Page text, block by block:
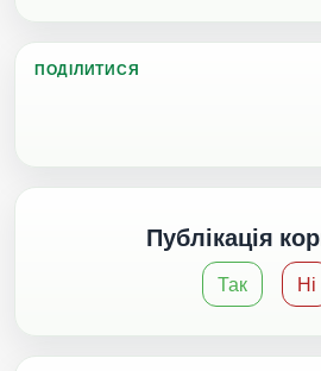
ПОДІЛИТИСЯ
Публікація
Так Ні